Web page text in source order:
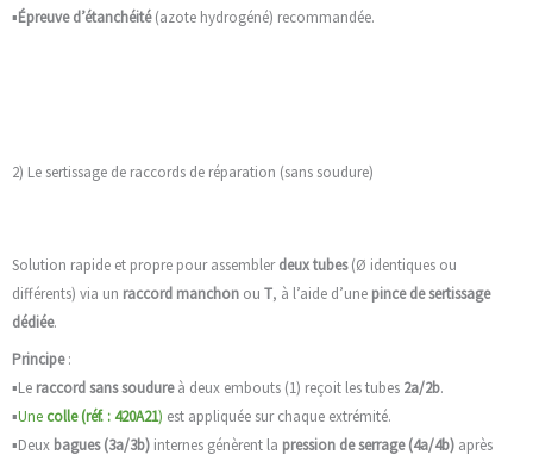
▪️Épreuve d’étanchéité(azote hydrogéné) recommandée.
2) Le sertissage de raccords de réparation (sans soudure)
Solution rapide et propre pour assemblerdeux tubes(Ø identiques ou
différents) via un raccord manchon ou T, à l’aide d’une pince de sertissage
dédiée.
Principe:
▪️Le raccord sans soudureà deux embouts (1) reçoit les tubes 2a/2b.
▪️Une colle (réf. : 420A21) est appliquée sur chaque extrémité.
▪️Deux bagues (3a/3b) internes génèrent la pression de serrage (4a/4b) après